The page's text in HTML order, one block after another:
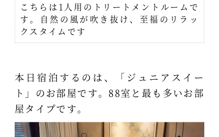
こちらは1人用のトリートメントルームで
す。自然の風が吹き抜け、至福のリラッ
クスタイムです
本日宿泊するのは、「ジュニアスイー
ト」のお部屋です。88室と最も多いお部
屋タイプです。